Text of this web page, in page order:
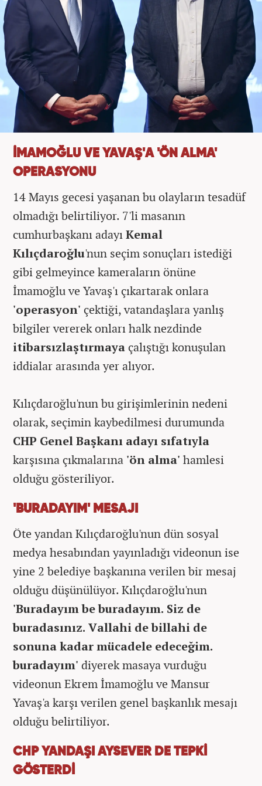
İMAMOĞLU VE YAVAŞ'A 'ÖN ALMA'
OPERASYONU
14 Mayıs gecesi yaşanan bu olayların tesadüf
olmadığı belirtiliyor. 7'li masanın
cumhurbaşkanı adayıKemal
Kılıçdaroğlu'nun seçim sonuçları istediği
gibi gelmeyince kameraların önüne
İmamoğlu ve Yavaş'ı çıkartarak onlara
'operasyon' çektiği, vatandaşlara yanlış
bilgiler vererek onları halk nezdinde
itibarsızlaştırmayaçalıştığı konuşulan
iddialar arasında yer alıyor.
Kılıçdaroğlu'nun bu girişimlerinin nedeni
olarak, seçimin kaybedilmesi durumunda
CHP Genel Başkanı adayı sıfatıyla
karşısına çıkmalarına 'ön alma' hamlesi
olduğu gösteriliyor.
'BURADAYIM' MESAJI
Öte yandan Kılıçdaroğlu'nun dün sosyal
medya hesabından yayınladığı videonun ise
yine 2 belediye başkanına verilen bir mesaj
olduğu düşünülüyor. Kılıçdaroğlu'nun
'Buradayım be buradayım. Siz de
buradasınız. Vallahi de billahi de
sonuna kadar mücadele edeceğim.
buradayım' diyerek masaya vurduğu
videonun Ekrem İmamoğlu ve Mansur
Yavaş'a karşı verilen genel başkanlık mesajı
olduğu belirtiliyor.
CHP YANDAŞI AYSEVER DE TEPKİ
GÖSTERDİ